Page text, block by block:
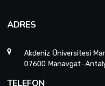
ADRES
Akdeniz Üniversitesi
07600
TELEFON